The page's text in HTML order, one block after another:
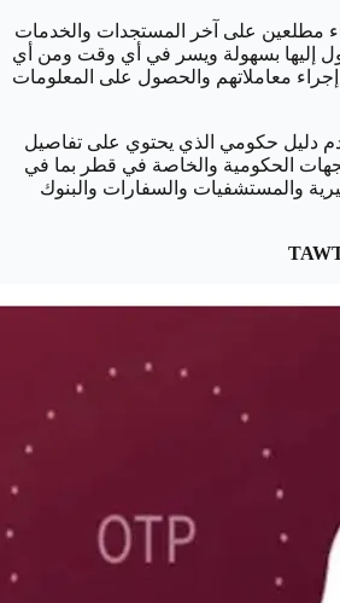
مطلعين على آخر المستجدات والخدمات
إليها بسهولة ويسر في أي وقت ومن أي
معاملاتهم والحصول على المعلومات
دليل حكومي الذي يحتوي على تفاصيل
الحكومية والخاصة في قطر بما في
والمستشفيات والسفارات والبنوك